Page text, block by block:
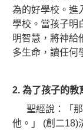
為的好學校。進
學校。當孩子明
明智慧，將神給
多生命，讀任何
2. 為了孩子的教
聖經說：「那
他。」 (創二18)